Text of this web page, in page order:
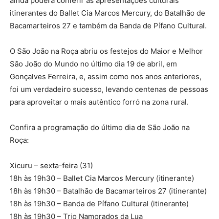
itinerantes do Ballet Cia Marcos Mercury, do Batalhão de
Bacamarteiros 27 e também da Banda de Pífano Cultural.
O São João na Roça abriu os festejos do Maior e Melhor
São João do Mundo no último dia 19 de abril, em
Gonçalves Ferreira, e, assim como nos anos anteriores,
foi um verdadeiro sucesso, levando centenas de pessoas
para aproveitar o mais autêntico forró na zona rural.
Confira a programação do último dia de São João na
Roça:
Xicuru – sexta-feira (31)
18h às 19h30 – Ballet Cia Marcos Mercury (itinerante)
18h às 19h30 – Batalhão de Bacamarteiros 27 (itinerante)
18h às 19h30 – Banda de Pífano Cultural (itinerante)
18h às 19h30 – Trio Namorados da Lua